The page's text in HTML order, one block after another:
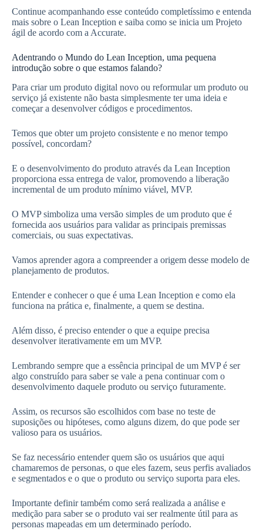
Continue acompanhando esse conteúdo completíssimo e entenda
mais sobre o Lean Inception e saiba como se inicia um Projeto
ágil de acordo com a Accurate.
Adentrando o Mundo do Lean Inception, uma pequena
introdução sobre o que estamos falando?
Para criar um produto digital novo ou reformular um produto ou
serviço já existente não basta simplesmente ter uma ideia e
começar a desenvolver códigos e procedimentos.
Temos que obter um projeto consistente e no menor tempo
possível, concordam?
E o desenvolvimento do produto através da Lean Inception
proporciona essa entrega de valor, promovendo a liberação
incremental de um produto mínimo viável, MVP.
O MVP simboliza uma versão simples de um produto que é
fornecida aos usuários para validar as principais premissas
comerciais, ou suas expectativas.
Vamos aprender agora a compreender a origem desse modelo de
planejamento de produtos.
Entender e conhecer o que é uma Lean Inception e como ela
funciona na prática e, finalmente, a quem se destina.
Além disso, é preciso entender o que a equipe precisa
desenvolver iterativamente em um MVP.
Lembrando sempre que a essência principal de um MVP é ser
algo construído para saber se vale a pena continuar com o
desenvolvimento daquele produto ou serviço futuramente.
Assim, os recursos são escolhidos com base no teste de
suposições ou hipóteses, como alguns dizem, do que pode ser
valioso para os usuários.
Se faz necessário entender quem são os usuários que aqui
chamaremos de personas, o que eles fazem, seus perfis avaliados
e segmentados e o que o produto ou serviço suporta para eles.
Importante definir também como será realizada a análise e
medição para saber se o produto vai ser realmente útil para as
personas mapeadas em um determinado período.